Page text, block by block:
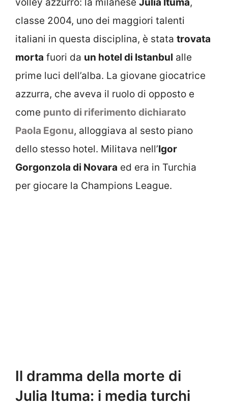
volley azzurro: la milanese Julia Ituma,
classe 2004, uno dei maggiori talenti
italiani in questa disciplina, è stata trovata
morta fuori da un hotel di Istanbul alle
prime luci dell’alba. La giovane giocatrice
azzurra, che aveva il ruolo di opposto e
come punto di riferimento dichiarato
Paola Egonu, alloggiava al sesto piano
dello stesso hotel. Militava nell’Igor
Gorgonzola di Novara ed era in Turchia
per giocare la Champions League.
Il dramma della morte di
Julia Ituma: i media turchi